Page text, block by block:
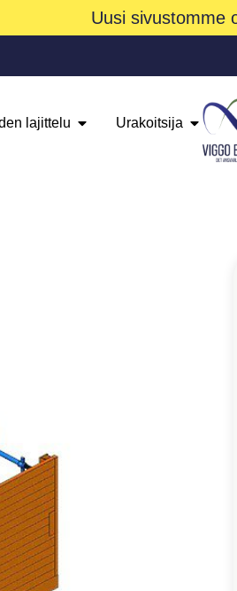
Uusi sivustomme
lajittelu Urakoitsija